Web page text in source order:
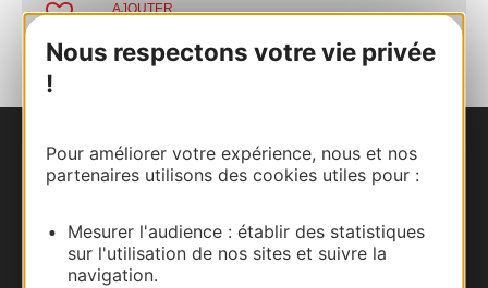
Nous respectons votre vie privée
!
Pour améliorer votre expérience, nous et nos
partenaires utilisons des cookies utiles pour :
Mesurer l'audience : établir des statistiques
sur l'utilisation de nos sites et suivre la
navigation.
AJOUTER
Nous contacter
Documentation